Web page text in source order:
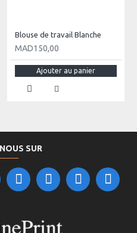
Blouse de travail Blanche
MAD150,00
Ajouter au panier
SUR